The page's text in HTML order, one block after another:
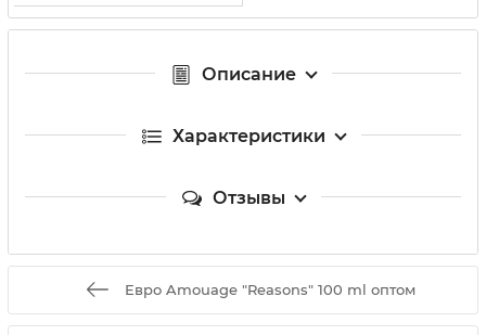
Описание
Характеристики
Отзывы
Евро Amouage "Reasons" 100 ml оптом